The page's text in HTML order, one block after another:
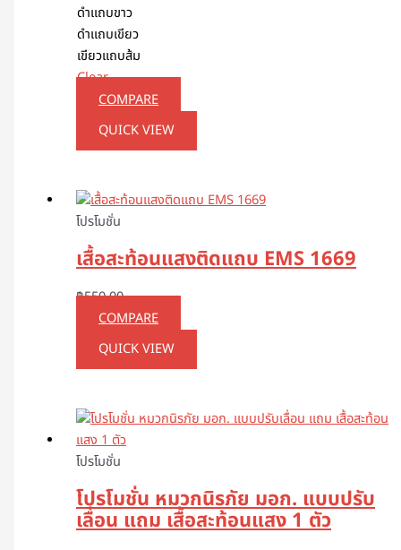
ดำแถบขาว
ดำแถบเขียว
เขียวแถบส้ม
Clear
COMPARE
QUICK VIEW
โปรโมชั่น
เสื้อสะท้อนแสงติดแถบ EMS 1669
฿550.00
COMPARE
QUICK VIEW
โปรโมชั่น
โปรโมชั่น หมวกนิรภัย มอก. แบบปรับ
เลื่อน แถม เสื้อสะท้อนแสง 1 ตัว